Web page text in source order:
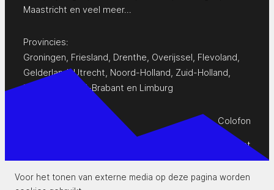
Voor het tonen van externe media op deze pagina worden
Maastricht en veel meer…
Provincies:
Groningen Friesland Drenthe Overijssel Flevoland
Gelderland,Utrecht Noord-Holland Zuid-Holland
Zeeland
Noord-Brabant en Limburg
Colofon
Privacy Statement